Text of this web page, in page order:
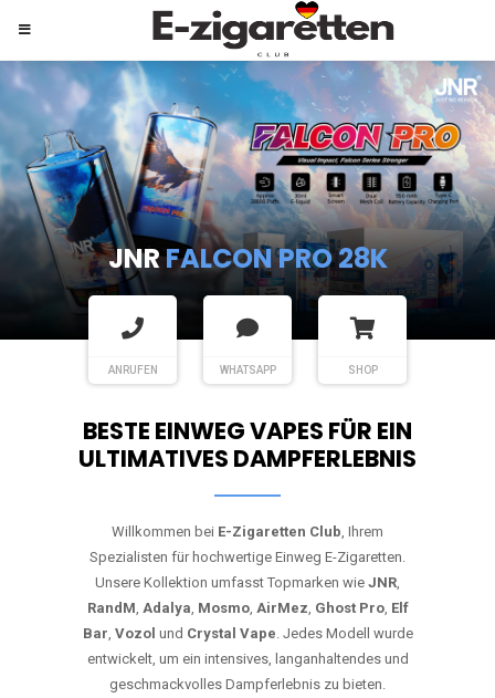
JNRSHISHA HOOKAH MAX
ANRUFEN WHATSAPP SHOP
BESTE EINWEG VAPES FÜR EIN
ULTIMATIVES DAMPFERLEBNIS
Willkommen bei E-Zigaretten Club, Ihrem
Spezialisten für hochwertige Einweg E-Zigaretten.
Unsere Kollektion umfasst Topmarken wie JNR,
RandM, Adalya, Mosmo, AirMez, Ghost Pro, Elf
Bar, Vozol und Crystal Vape. Jedes Modell wurde
entwickelt, um ein intensives, langanhaltendes und
geschmackvolles Dampferlebnis zu bieten.